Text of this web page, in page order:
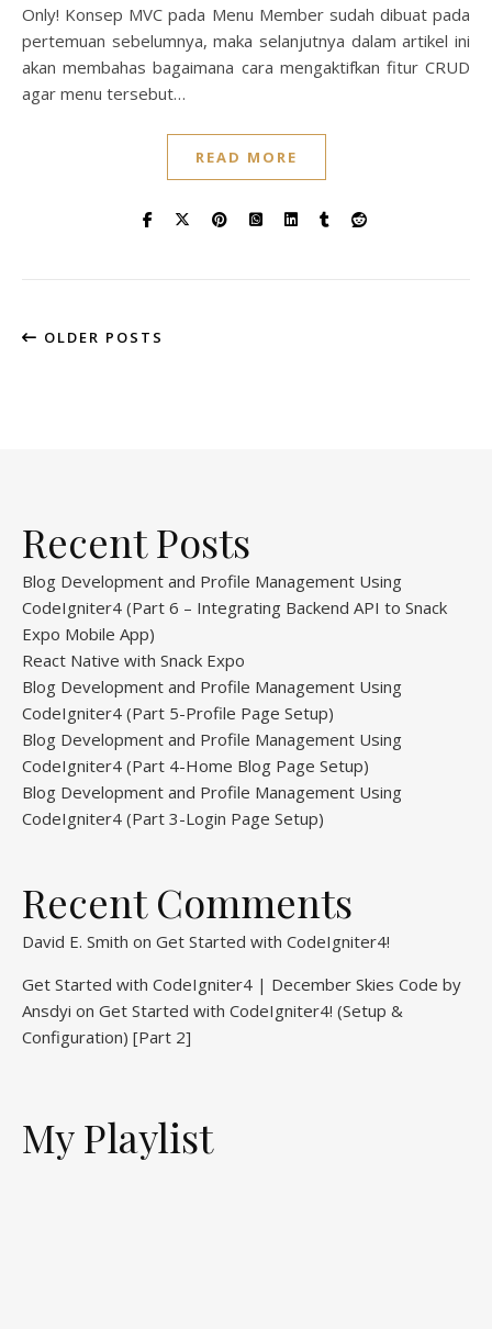
Only! Konsep MVC pada Menu Member sudah dibuat pada
pertemuan sebelumnya, maka selanjutnya dalam artikel ini
akan membahas bagaimana cara mengaktifkan fitur CRUD
agar menu tersebut…
READ MORE
OLDER POSTS
Recent Posts
Blog Development and Profile Management Using
CodeIgniter4 (Part 6 – Integrating Backend API to Snack
Expo Mobile App)
React Native with Snack Expo
Blog Development and Profile Management Using
CodeIgniter4 (Part 5-Profile Page Setup)
Blog Development and Profile Management Using
CodeIgniter4 (Part 4-Home Blog Page Setup)
Blog Development and Profile Management Using
CodeIgniter4 (Part 3-Login Page Setup)
Recent Comments
David E. Smith on Get Started with CodeIgniter4!
Get Started with CodeIgniter4 | December Skies Code by
Ansdyi on Get Started with CodeIgniter4! (Setup &
Configuration) [Part 2]
My Playlist